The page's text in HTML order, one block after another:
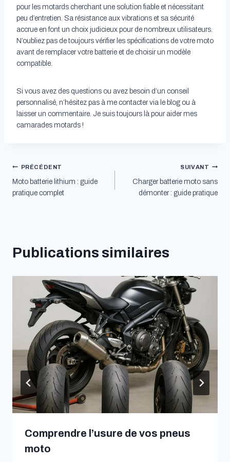
pour les motards cherchant une solution fiable et nécessitant
peu d’entretien. Sa résistance aux vibrations et sa sécurité
accrue en font un choix judicieux pour de nombreux utilisateurs.
N’oubliez pas de toujours vérifier les spécifications de votre moto
avant de remplacer votre batterie et de choisir un modèle
compatible.
Si vous avez des questions ou avez besoin d’un conseil
personnalisé, n’hésitez pas à me contacter via le blog ou à
laisser un commentaire. Je suis toujours là pour aider mes
camarades motards !
Navigation
de
PRÉCÉDENT
Moto batterie lithium : guide
pratique complet
SUIVANT
Charger batterie moto sans
démonter : guide pratique
Publications similaires
Comprendre l’usure de vos pneus
moto